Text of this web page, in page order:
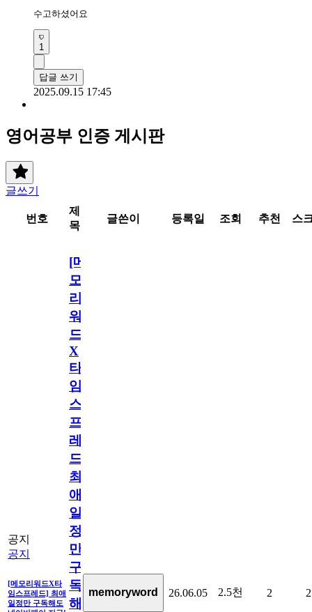
수고하셨어요
1
답글 쓰기
2025.09.15 17:45
영어공부 인증 게시판
글쓰기
번호
제
목
글쓴이 등록일 조회 추천 스
공지
공지
[메모리워드X타
임스프레드] 최애
일정만 구독해도
[메
모
리
워
드
X
타
임
스
프
레
드]
최
애
일
정
만
구
독
해
memoryword 26.06.05 2.5천 2 2